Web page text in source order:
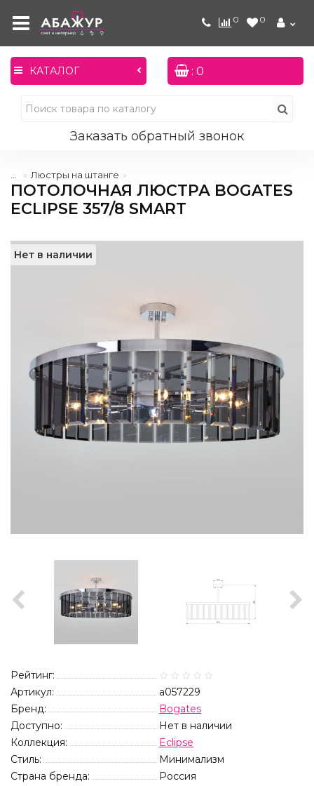
0 0
КАТАЛОГ : 0
Заказать обратный звонок
Люстры на штанге
ПОТОЛОЧНАЯ ЛЮСТРА BOGATES
ECLIPSE 357/8 SMART
Нет в наличии
Рейтинг:
Артикул:
a057229
Бренд:
Bogates
Доступно:
Нет в наличии
Коллекция:
Eclipse
Стиль:
Минимализм
Страна бренда:
Россия